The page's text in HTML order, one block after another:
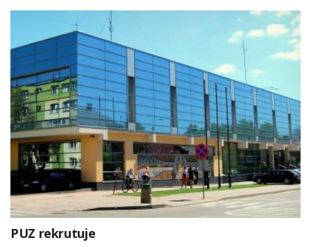
PUZ rekrutuje